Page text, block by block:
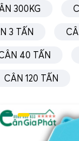
màn hình hiển
dẫn của
cân điện tử sẽ
hiệu chuẩn
dẫn.
chính xác và
300KG
3 TẤN
40 TẤN
CÂN 120 TẤN